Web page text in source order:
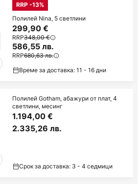
RRP -13%
Полилей Nina, 5 светлини
299,90 €
RRP348,00 €
586,55 лв.
RRP680,63 лв.
Време за доставка: 11 - 16 дни
Полилей Gotham, абажури от плат, 4
светлини, месинг
1.194,00 €
2.335,26 лв.
Срок за доставка: 3 - 4 седмици